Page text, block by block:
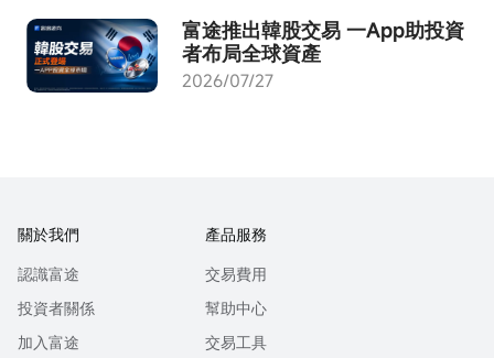
富途推出韓股交易 一App助投資
者布局全球資產
2026/07/27
關於我們
認識富途
投資者關係
加入富途
產品服務
交易費用
幫助中心
交易工具